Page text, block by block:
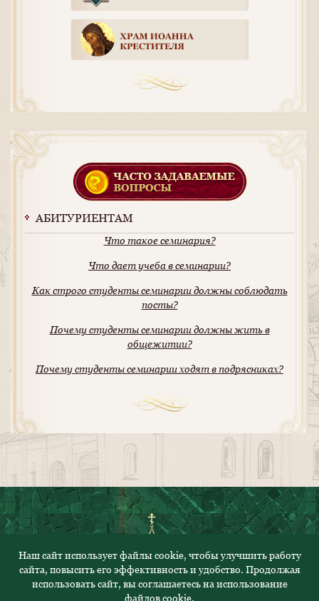
АБИТУРИЕНТАМ
Что такое семинария?
Что дает учеба в семинарии?
Как строго студенты семинарии должны соблюдать
посты?
Почему студенты семинарии должны жить в
общежитии?
Почему студенты семинарии ходят в подрясниках?
© 2023. Все права защищены
Политика конфиденциальности
Наш сайт использует файлы cookie, чтобы улучшить работу
сайта, повысить его эффективность и удобство. Продолжая
использовать сайт, вы соглашаетесь на использование
файлов cookie.